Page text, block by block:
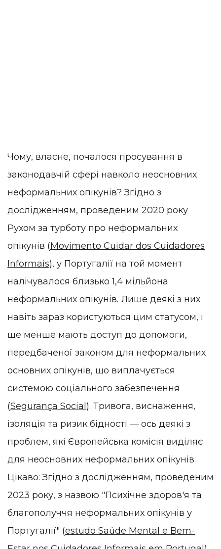
Чому, власне, почалося просування в
законодавчій сфері навколо неосновних
неформальних опікунів? Згідно з
дослідженням, проведеним 2020 року
Рухом за турботу про неформальних
опікунів (Movimento Cuidar dos Cuidadores
Informais), у Португалії на той момент
налічувалося близько 1,4 мільйона
неформальних опікунів. Лише деякі з них
навіть зараз користуються цим статусом, і
ще менше мають доступ до допомоги,
передбаченої законом для неформальних
основних опікунів, що виплачується
системою соціального забезпечення
(Segurança Social ). Тривога, виснаження,
ізоляція та ризик бідності — ось деякі з
проблем, які Європейська комісія виділяє
для неосновних неформальних опікунів.
Цікаво: Згідно з дослідженням, проведеним
2023 року, з назвою "Психічне здоров'я та
благополуччя неформальних опікунів у
Португалії" (estudo Saúde Mental e Bem-